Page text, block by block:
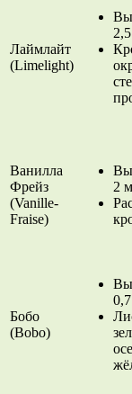
Лаймлайт
(Limelight)
Ванилла
Фрейз
(Vanille-
Fraise)
2
Бобо
(Bobo)